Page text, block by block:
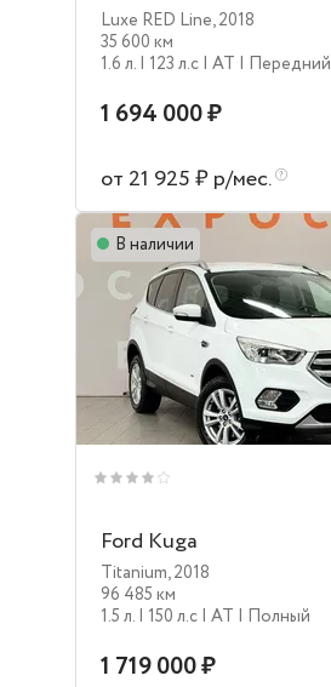
Luxe RED Line,2018
35 600 км
1.6 л. | 123 л.c | AT | Передний
1 694 000 ₽
от 21 925 ₽ р/мес.
В наличии
Ford Kuga
Titanium,2018
96 485 км
1.5 л. | 150 л.c | AT | Полный
1 719 000 ₽